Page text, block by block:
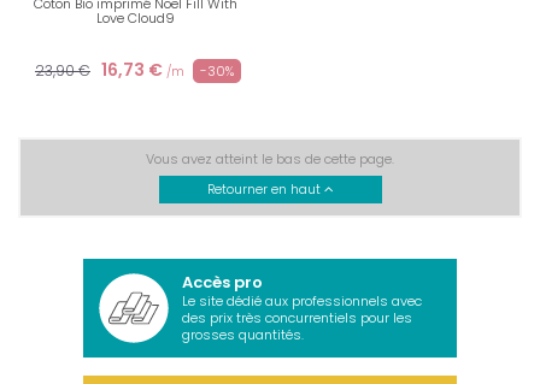
Love Cloud9
23,90 € 16,73 € /m -30%
Vous avez atteint le bas de cette page.
Retourner en haut
Accès pro
Le site dédié aux professionnels avec
des prix très concurrentiels pour les
grosses quantités.